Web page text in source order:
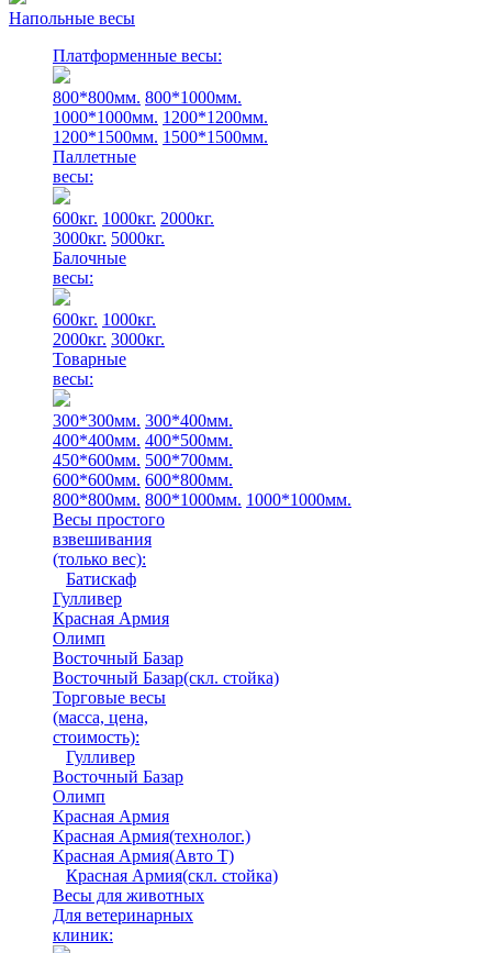
Напольные весы
Платформенные весы:
800*800мм. 800*1000мм.
1000*1000мм. 1200*1200мм.
1200*1500мм. 1500*1500мм.
Паллетные
весы:
600кг. 1000кг. 2000кг.
3000кг. 5000кг.
Балочные
весы:
600кг. 1000кг.
2000кг. 3000кг.
Товарные
весы:
300*300мм. 300*400мм.
400*400мм. 400*500мм.
450*600мм. 500*700мм.
600*600мм. 600*800мм.
800*800мм. 800*1000мм. 1000*1000мм.
Весы простого
взвешивания
(только вес):
Батискаф
Гулливер
Красная Армия
Олимп
Восточный Базар
Восточный Базар(скл. стойка)
Торговые весы
(масса, цена,
стоимость):
Гулливер
Восточный Базар
Олимп
Красная Армия
Красная Армия(технолог.)
Красная Армия(Авто Т)
Красная Армия(скл. стойка)
Весы для животных
Для ветеринарных
клиник: